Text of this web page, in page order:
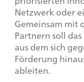
Netzwerk oder
Gemeinsam mit
Partnern soll
aus dem sich
Förderung
ableiten.